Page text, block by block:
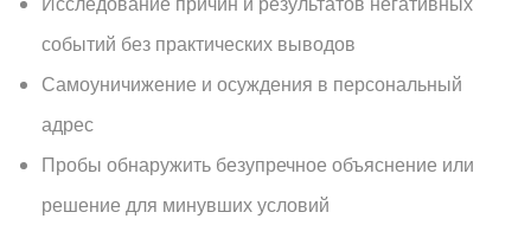
событий без практических выводов
Самоуничижение и осуждения в персональный
адрес
Пробы обнаружить безупречное объяснение или
решение для минувших условий